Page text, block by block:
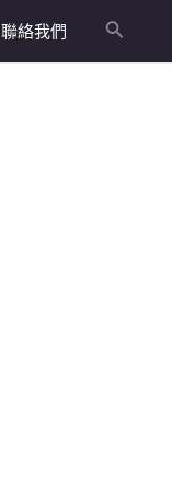
聯絡我們
搜
尋